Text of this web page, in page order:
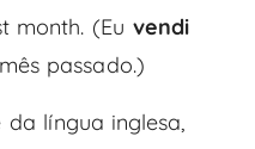
month. (Eu vendi
passado.)
língua inglesa,